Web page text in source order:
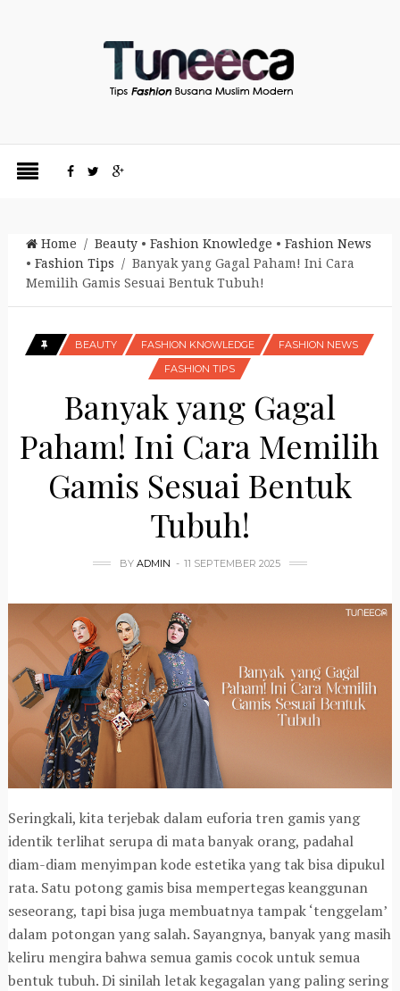
Home / Beauty• Fashion Knowledge • Fashion News
• Fashion Tips / Banyak yang Gagal Paham! Ini Cara
Memilih Gamis Sesuai Bentuk Tubuh!
BEAUTY FASHION KNOWLEDGE
FASHION NEWS
FASHION TIPS
Banyak yang Gagal
Paham! Ini Cara Memilih
Gamis Sesuai Bentuk
Tubuh!
BY ADMIN 11 SEPTEMBER 2025
Seringkali, kita terjebak dalam euforia tren gamis yang
identik terlihat serupa di mata banyak orang, padahal
diam-diam menyimpan kode estetika yang tak bisa dipukul
rata. Satu potong gamis bisa mempertegas keanggunan
seseorang, tapi bisa juga membuatnya tampak ‘tenggelam’
dalam potongan yang salah. Sayangnya, banyak yang masih
keliru mengira bahwa semua gamis cocok untuk semua
bentuk tubuh. Di sinilah letak kegagalan yang paling sering